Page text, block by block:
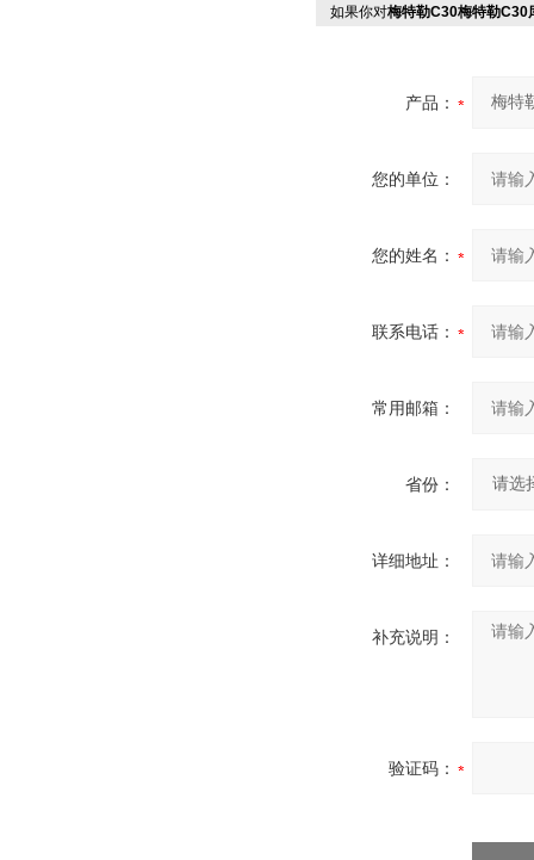
如果你对梅特勒C30梅特勒C30
产品：
您的单位：
您的姓名：
联系电话：
常用邮箱：
省份：
详细地址：
补充说明：
验证码：